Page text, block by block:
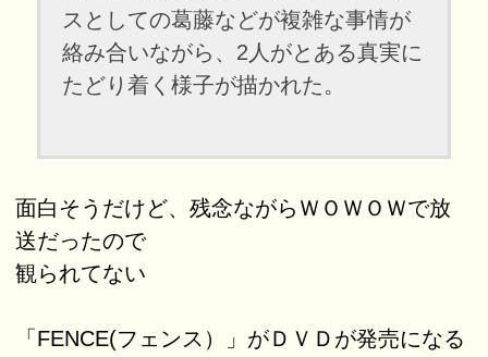
スとしての葛藤などが複雑な事情が
絡み合いながら、2人がとある真実に
たどり着く様子が描かれた。
面白そうだけど、残念ながらＷＯＷＯＷで放
送だったので
観られてない
「FENCE(フェンス）」がＤＶＤが発売になる